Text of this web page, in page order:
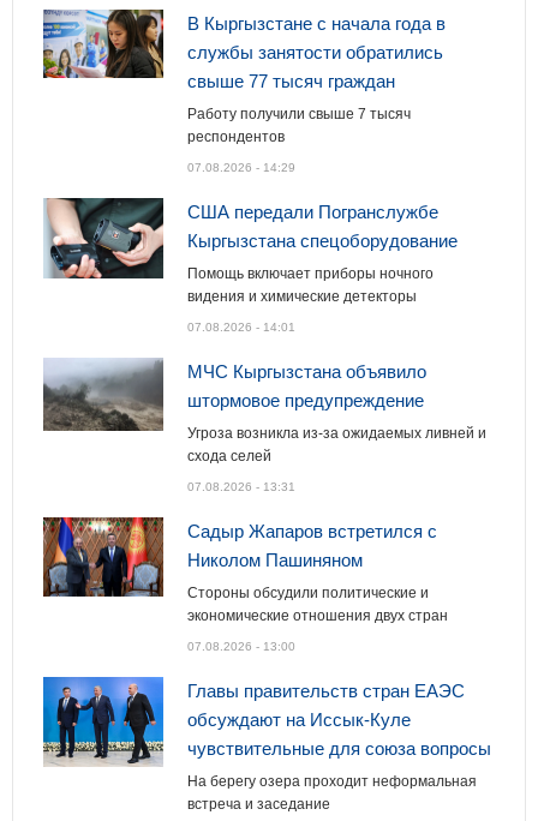
В Кыргызстане с начала года в
службы занятости обратились
свыше 77 тысяч граждан
Работу получили свыше 7 тысяч
респондентов
07.08.2026 - 14:29
США передали Погранслужбе
Кыргызстана спецоборудование
Помощь включает приборы ночного
видения и химические детекторы
07.08.2026 - 14:01
МЧС Кыргызстана объявило
штормовое предупреждение
Угроза возникла из-за ожидаемых ливней и
схода селей
07.08.2026 - 13:31
Садыр Жапаров встретился с
Николом Пашиняном
Стороны обсудили политические и
экономические отношения двух стран
07.08.2026 - 13:00
Главы правительств стран ЕАЭС
обсуждают на Иссык-Куле
чувствительные для союза вопросы
На берегу озера проходит неформальная
встреча и заседание